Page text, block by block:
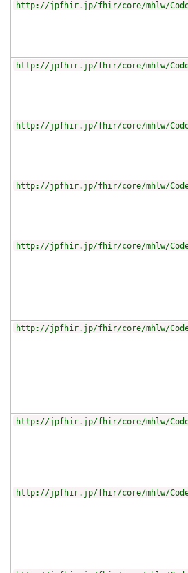
http://jpfhir.jp/fhir/core/mhlw/
http://jpfhir.jp/fhir/core/mhlw/
http://jpfhir.jp/fhir/core/mhlw/
http://jpfhir.jp/fhir/core/mhlw/
http://jpfhir.jp/fhir/core/mhlw/
http://jpfhir.jp/fhir/core/mhlw/
http://jpfhir.jp/fhir/core/mhlw/
http://jpfhir.jp/fhir/core/mhlw/